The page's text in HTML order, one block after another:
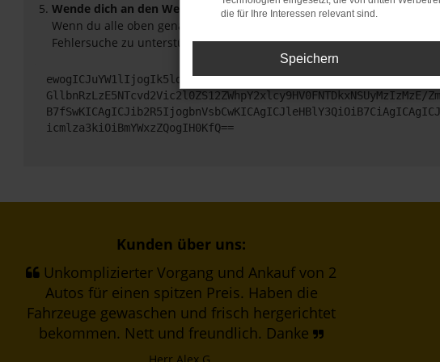
Wende dich an den Webseitenbetreiber.
Wenn du alle oben genannten Schritte versucht hast, kontaktiere uns
Fehlersuche zu unterstützen:
GllbnRzLzE5NTcvd2Vic2l0ZS12ZWhpY2xlcy9HV0FNTDkxNSUyMzIzMzE/
icmlza3kiOiBmYWxzZQogIH0KfQ==
Kunden über uns:
Unkomplizierter Vorgang und Ankauf von 2
Autos für einen spitzen Preis. Haben die
Fahrzeuge gewaschen und frisch hergerichtet
bekommen. Nett und freundlich. Danke
die für Ihre Interessen relevant sind.
Speichern